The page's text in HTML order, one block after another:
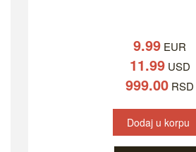
9.99 EUR
11.99USD
999.00 RSD
Dodaj u korpu